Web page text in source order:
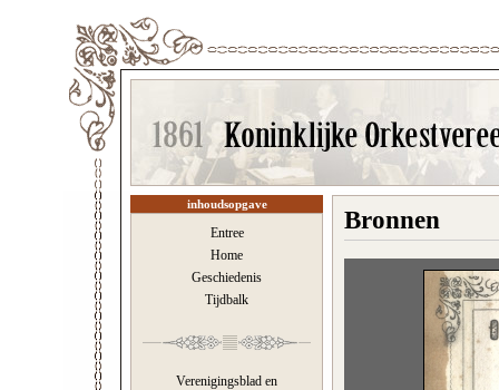
inhoudsopgave
Entree
Home
Geschiedenis
Tijdbalk
Verenigingsblad en
Bronnen